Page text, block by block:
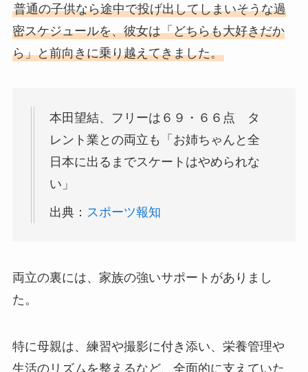
普通の子供なら途中で投げ出してしまいそうな過
密スケジュールを、彼女は「どちらも大好きだか
ら」と前向きに乗り越えてきました。
本田望結、フリーは６９・６６点 タ
レント業との両立も「お姉ちゃんと全
日本に出るまでスケートはやめられな
い」
出典： スポーツ報知
両立の裏には、家族の強いサポートがありまし
た。
特に母親は、練習や撮影に付き添い、栄養管理や
生活のリズムを整えるなど、全面的に支えていた